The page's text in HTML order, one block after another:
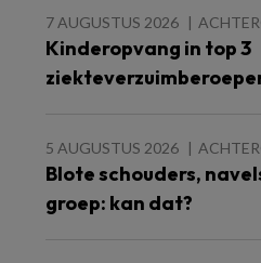
7 AUGUSTUS 2026
Kinderopvang in top 3
5 AUGUSTUS 2026
Blote schouders,
groep: kan dat?